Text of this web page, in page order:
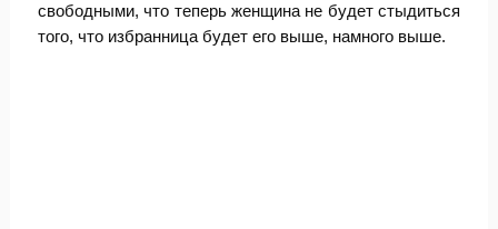
свободными, что теперь женщина не будет стыдиться
того, что избранница будет его выше, намного выше.